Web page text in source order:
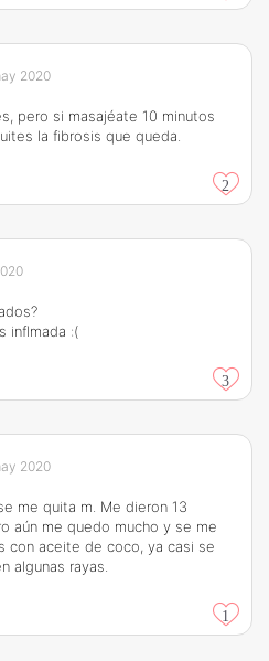
2020
pero si masajéate 10 minutos
la fibrosis que queda.
2
inflmada :(
3
2020
me quita m. Me dieron 13
aún me quedo mucho y se me
con aceite de coco, ya casi se
algunas rayas.
1